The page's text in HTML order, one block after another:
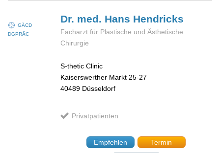
GÄCD
DGPRÄC
Dr. med. Hans Hendricks
Facharzt für Plastische und Ästhetische
Chirurgie
S-thetic Clinic
Kaiserswerther Markt 25-27
40489 Düsseldorf
Privatpatienten
Empfehlen
Termin